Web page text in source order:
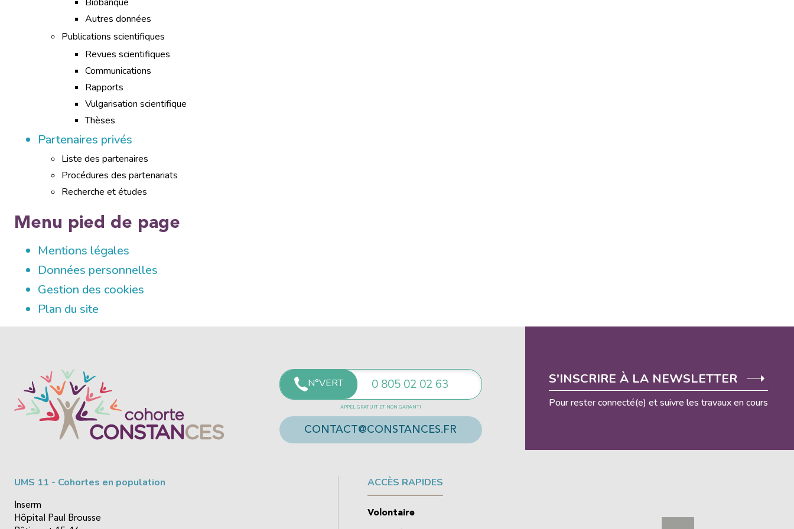
Autres données
Publications scientifiques
Revues scientifiques
Communications
Rapports
Vulgarisation scientifique
Thèses
Partenaires privés
Liste des partenaires
Procédures des partenariats
Recherche et études
Menu pied de page
Mentions légales
Données personnelles
Gestion des cookies
Plan du site
N°VERT 0 805 02 02 63
APPEL GRATUIT ET NON GARANTI
CONTACT@CONSTANCES.FR
S'INSCRIRE À LA NEWSLETTER
Pour rester connecté(e) et suivre les travaux en cours
UMS 11 - Cohortes en population
Inserm
Hôpital Paul Brousse
ACCÈS RAPIDES
Volontaire